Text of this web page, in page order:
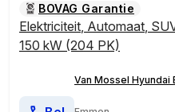
BOVAG Garantie
Elektriciteit, Automaat,
150 kW (204 PK)
Van Mossel Hyundai